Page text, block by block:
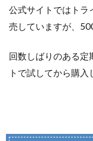
公式サイトではトラ
売していますが、
回数しばりのある定
トで試してから購入